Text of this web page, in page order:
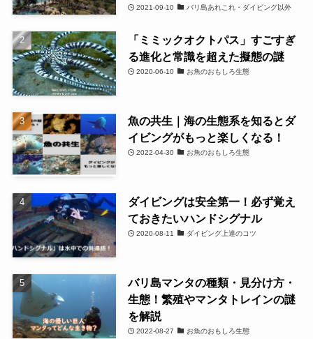
2021-09-10 バリ島あれこれ・ダイビング以外
「ミミックオクトパス」すごすぎ
る進化と常識を超えた擬態の謎
2020-06-10 お魚のおもしろ生態
魚の共生｜海の生態系を知るとダ
イビングがもっと楽しくなる！
2022-04-30 お魚のおもしろ生態
ダイビングは安全第一！必ず覚え
ておきたいハンドシグナル
2020-08-11 ダイビング上達のコツ
バリ島マンタの種類・見分け方・
生態！繁殖やマンタトレインの謎
を解説
2022-08-27 お魚のおもしろ生態